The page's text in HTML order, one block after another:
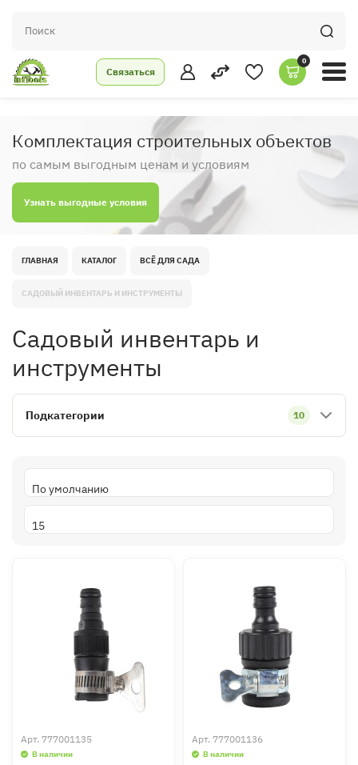
Связаться
0
Комплектация строительных объектов
по самым выгодным ценам и условиям
Узнать выгодные условия
ГЛАВНАЯ КАТАЛОГ ВСЁ ДЛЯ САДА
САДОВЫЙ ИНВЕНТАРЬ И ИНСТРУМЕНТЫ
Садовый инвентарь и
инструменты
Подкатегории 10
Арт. 777001135
В наличии
Арт. 777001136
В наличии